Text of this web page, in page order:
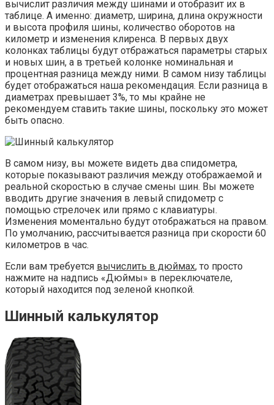
вычислит различия между шинами и отобразит их в
таблице. А именно: диаметр, ширина, длина окружности
и высота профиля шины, количество оборотов на
километр и изменения клиренса. В первых двух
колонках таблицы будут отбражаться параметры старых
и новых шин, а в третьей колонке номинальная и
процентная разница между ними. В самом низу таблицы
будет отображаться наша рекомендация. Если разница в
диаметрах превышает 3%, то мы крайне не
рекомендуем ставить такие шины, поскольку это может
быть опасно.
В самом низу, вы можете видеть два спидометра,
которые показывают различия между отображаемой и
реальной скоростью в случае смены шин. Вы можете
вводить другие значения в левый спидометр с
помощью стрелочек или прямо с клавиатуры.
Изменения моментально будут отображаться на правом.
По умолчанию, рассчитывается разница при скорости 60
километров в час.
Если вам требуется вычислить в дюймах, то просто
нажмите на надпись «Дюймы» в переключателе,
который находится под зеленой кнопкой.
Шинный калькулятор